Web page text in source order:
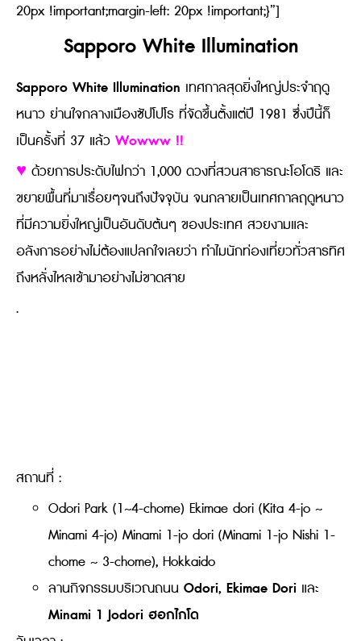
20px !important;margin-left: 20px !important;}”]
Sapporo White Illumination
Sapporo White Illumination เทศกาลสุดยิ่งใหญ่ประจำฤดู
หนาว ย่านใจกลางเมืองซัปโปโร ที่จัดขึ้นตั้งแต่ปี 1981 ซึ่งปีนี้ก็
เป็นครั้งที่ 37 แล้ว Wowww !!
♥ ด้วยการประดับไฟกว่า 1,000 ดวงที่สวนสาธารณะโอโดริ และ
ขยายพื้นที่มาเรื่อยๆจนถึงปัจจุบัน จนกลายเป็นเทศกาลฤดูหนาว
ที่มีความยิ่งใหญ่เป็นอันดับต้นๆ ของประเทศ สวยงามและ
อลังการอย่างไม่ต้องแปลกใจเลยว่า ทำไมนักท่องเที่ยวทั่วสารทิศ
ถึงหลั่งไหลเข้ามาอย่างไม่ขาดสาย
.
สถานที่ :
Odori Park (1~4-chome) Ekimae dori (Kita 4-jo ~
Minami 4-jo) Minami 1-jo dori (Minami 1-jo Nishi 1-
chome ~ 3-chome), Hokkaido
ลานกิจกรรมบริเวณถนน Odori, Ekimae Dori และ
Minami 1 Jodori ฮอกไกโด